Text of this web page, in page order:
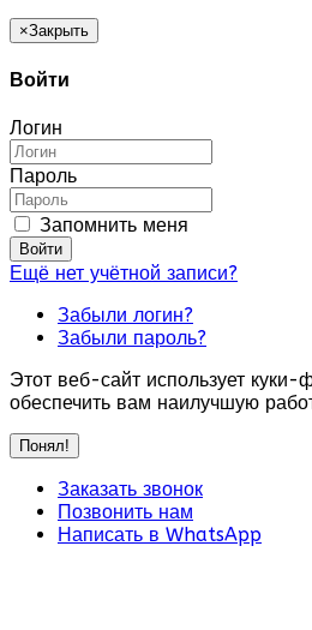
×Закрыть
Войти
Логин
Пароль
Запомнить меня
Войти
Ещё нет учётной записи?
Забыли логин?
Забыли пароль?
Этот веб-сайт использует
обеспечить вам наилучшую
Понял!
Заказать звонок
Позвонить нам
Написать в WhatsApp